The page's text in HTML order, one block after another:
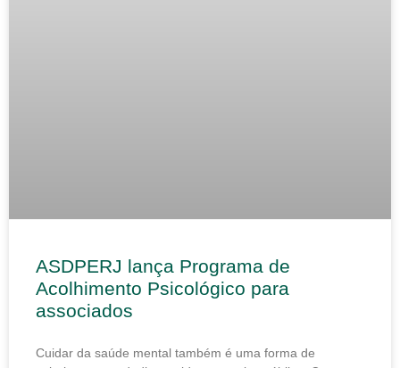
ASDPERJ lança Programa de
Acolhimento Psicológico para
associados
Cuidar da saúde mental também é uma forma de